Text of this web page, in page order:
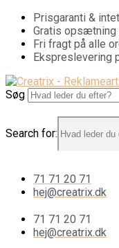
Videre
indhold
Prisgaranti &
Gratis opsætning
Fri fragt på alle
Ekspreslevering
Søg
Search for:
71 71 20 71
hej@creatrix.dk
71 71 20 71
hej@creatrix.dk